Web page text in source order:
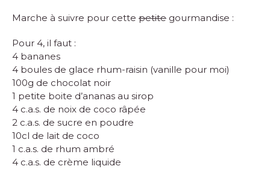
Marche à suivre pour cette petite gourmandise :
Pour 4, il faut :
4 bananes
4 boules de glace rhum-raisin (vanille pour moi)
100g de chocolat noir
1 petite boite d’ananas au sirop
4 c.a.s. de noix de coco râpée
2 c.a.s. de sucre en poudre
10cl de lait de coco
1 c.a.s. de rhum ambré
4 c.a.s. de crème liquide